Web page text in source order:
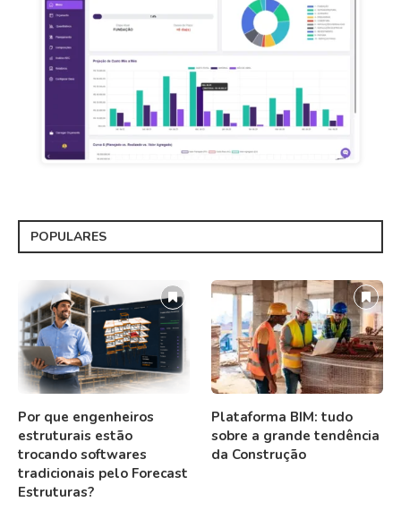
POPULARES
Por que engenheiros
estruturais estão
trocando softwares
tradicionais pelo Forecast
Estruturas?
Plataforma BIM: tudo
sobre a grande tendência
da Construção